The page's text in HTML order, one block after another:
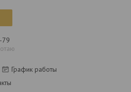
79
График работы